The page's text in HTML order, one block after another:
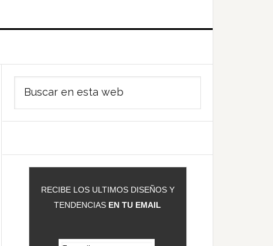
Barra
lateral
principal
RECIBE LOS ULTIMOS DISEÑOS Y
TENDENCIAS EN TU EMAIL